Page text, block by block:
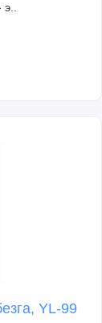
э..
YL-99